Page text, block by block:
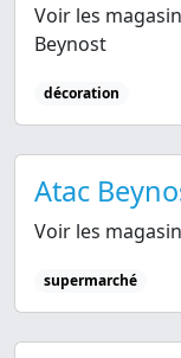
Voir les
Beynost
décoration
Atac
Voir les
supermarché